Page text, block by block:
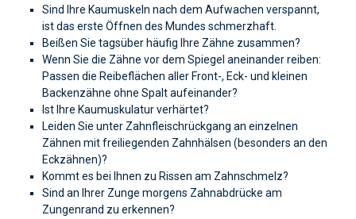
Sind Ihre Kaumuskeln nach dem Aufwachen verspannt,
ist das erste Öffnen des Mundes schmerzhaft.
Beißen Sie tagsüber häufig Ihre Zähne zusammen?
Wenn Sie die Zähne vor dem Spiegel aneinander reiben:
Passen die Reibeflächen aller Front-, Eck- und kleinen
Backenzähne ohne Spalt aufeinander?
Ist Ihre Kaumuskulatur verhärtet?
Leiden Sie unter Zahnfleischrückgang an einzelnen
Zähnen mit freiliegenden Zahnhälsen (besonders an den
Eckzähnen)?
Kommt es bei Ihnen zu Rissen am Zahnschmelz?
Sind an Ihrer Zunge morgens Zahnabdrücke am
Zungenrand zu erkennen?